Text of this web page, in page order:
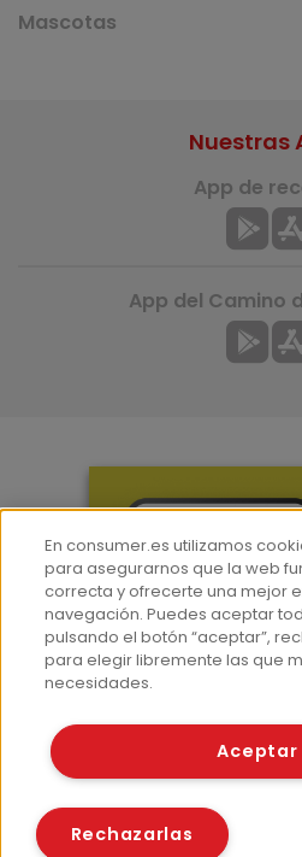
Mascotas
Corpus
Nuestras
App de
App del Camino
© Fundación
Políticas de
En consumer.es utilizamos
para asegurarnos que la web
correcta y ofrecerte una mejor
navegación. Puedes aceptar
pulsando el botón “aceptar”,
para elegir libremente las que
necesidades.
Aceptar
Rechazarlas